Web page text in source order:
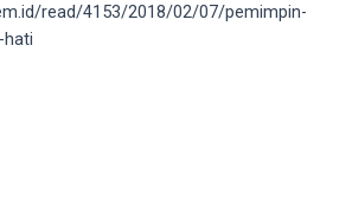
read/4153/2018/02/07/pemimpin-
hati